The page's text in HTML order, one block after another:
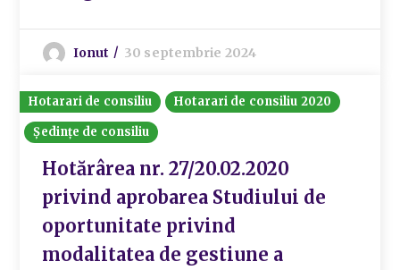
Ionut 30 septembrie 2024
Hotarari de consiliu
Hotarari de consiliu 2020
Ședințe de consiliu
Hotărârea nr. 27/20.02.2020
privind aprobarea Studiului de
oportunitate privind
modalitatea de gestiune a